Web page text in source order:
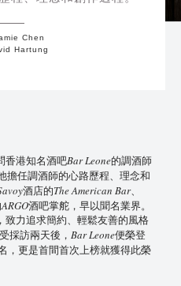
Chen
Hartung
香港知名酒吧Bar Leone的調酒師
擔任調酒師的心路歷程、理念和
酒店的The American Bar、
ARGO酒吧掌舵，早以聞名業界。
致力追求簡約、輕鬆友善的風格
採訪兩天後， Bar Leone便榮登
，更是首間首次上榜就獲得此榮